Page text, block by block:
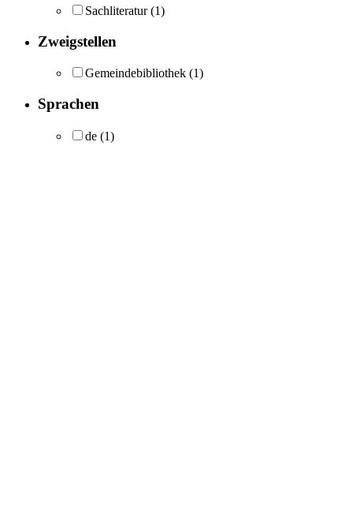
Sachliteratur (1)
Zweigstellen
Gemeindebibliothek (1)
Sprachen
de (1)